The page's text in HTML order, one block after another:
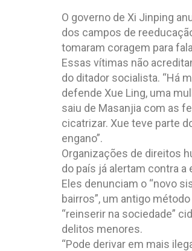
O governo de Xi Jinping
dos campos de
tomaram coragem para
Essas vítimas não
do ditador socialista. “Há
defende Xue Ling, uma
saiu de Masanjia com as
cicatrizar. Xue teve parte
engano”.
Organizações de direitos
do país já alertam contra a
Eles denunciam o “novo
bairros”, um antigo
“reinserir na sociedade”
delitos menores.
“Pode derivar em mais